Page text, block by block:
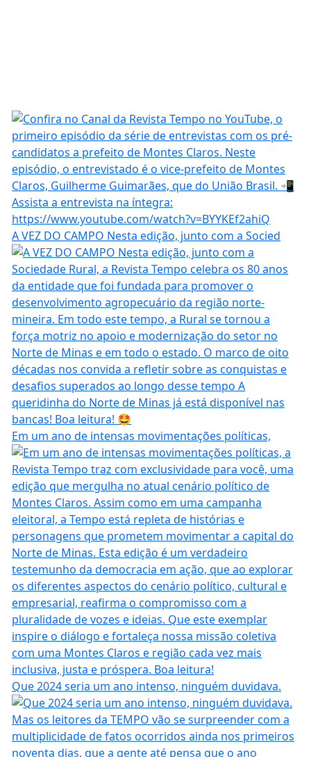
A VEZ DO CAMPO Nesta edição, junto com a Socied
Em um ano de intensas movimentações políticas,
Que 2024 seria um ano intenso, ninguém duvidava.